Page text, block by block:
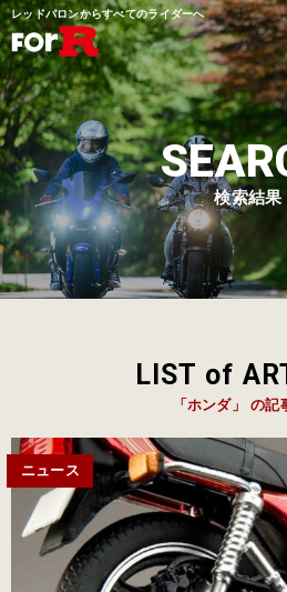
レッドバロンからすべてのライダーへ
検索結果
LIST of
「ホンダ」 の記
ニュース